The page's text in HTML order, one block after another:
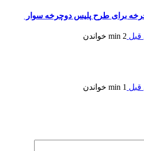
2 min
خواندن
1 min خواندن